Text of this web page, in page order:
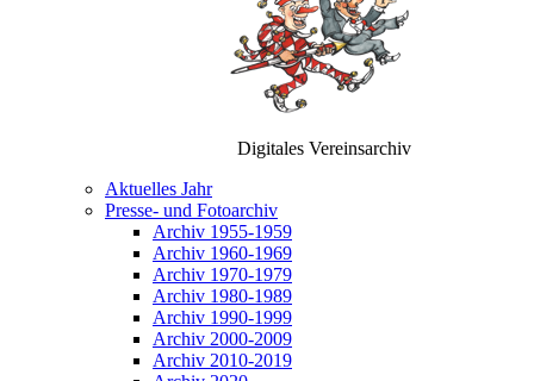
Digitales Vereinsarchiv
Aktuelles Jahr
Presse- und Fotoarchiv
Archiv 1955-1959
Archiv 1960-1969
Archiv 1970-1979
Archiv 1980-1989
Archiv 1990-1999
Archiv 2000-2009
Archiv 2010-2019